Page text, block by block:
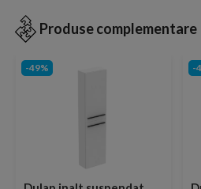
Produse complementare
-49% -